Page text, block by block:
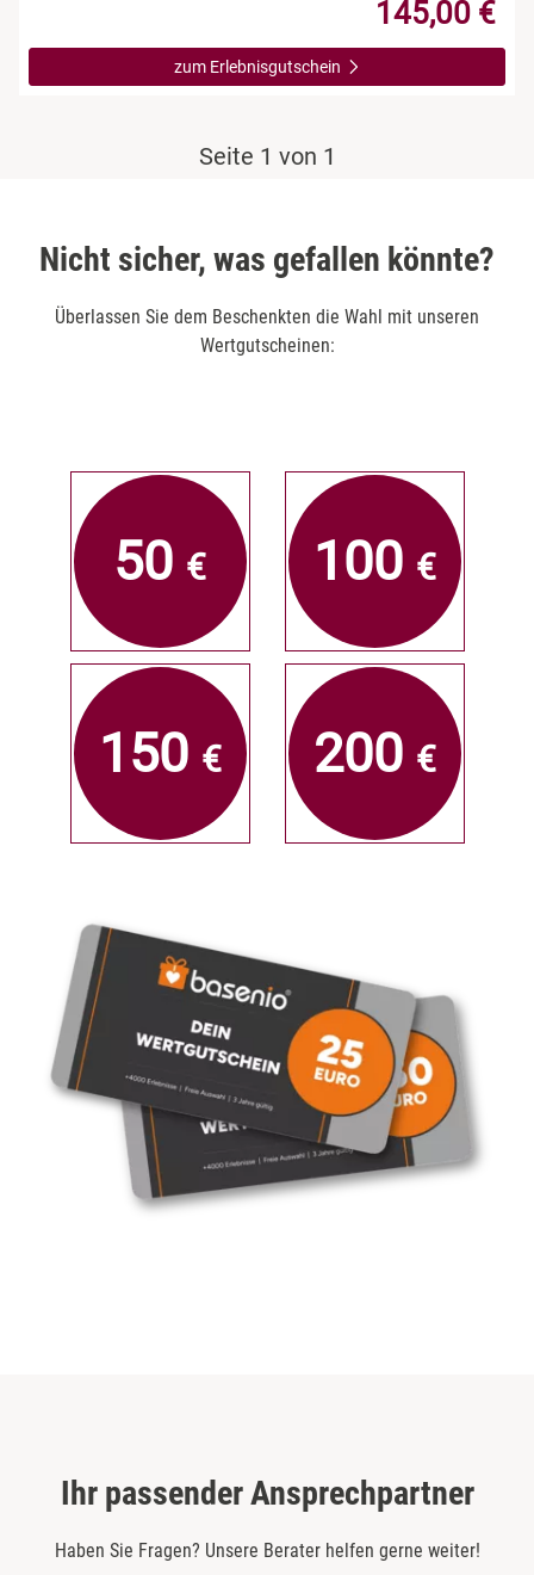
145,00 €
zum Erlebnisgutschein
Seite 1 von 1
Nicht sicher, was gefallen könnte?
Überlassen Sie dem Beschenkten die Wahl mit unseren
Wertgutscheinen:
50 €
150 €
100 €
200 €
Ihr passender Ansprechpartner
Haben Sie Fragen? Unsere Berater helfen gerne weiter!